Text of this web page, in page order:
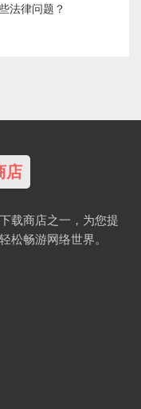
法律问题？
店
载商店之一，为您提
松畅游网络世界。